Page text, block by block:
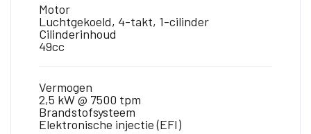
Motor
Luchtgekoeld, 4-takt, 1-cilinder
Cilinderinhoud
49cc
Vermogen
2,5 kW @ 7500 tpm
Brandstofsysteem
Elektronische injectie (EFI)